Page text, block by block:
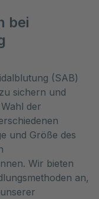
bei
(SAB)
sichern und
der
und Größe des
Wir bieten
an,